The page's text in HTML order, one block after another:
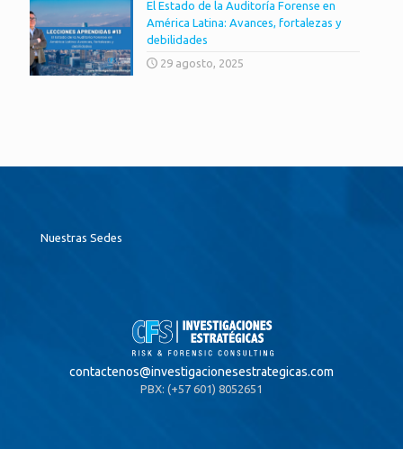
El Estado de la Auditoría Forense en
América Latina: Avances, fortalezas y
debilidades
29 agosto, 2025
Nuestras Sedes
contactenos@investigacionesestrategicas.com
PBX: (+57 601) 8052651